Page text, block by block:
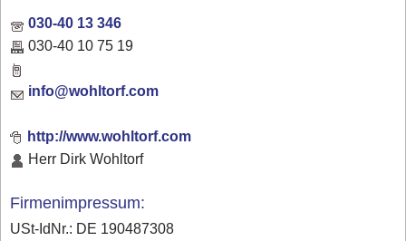
030-40 13 346
030-40 10 75 19
info@wohltorf.com
http://www.wohltorf.com
Herr Dirk Wohltorf
Firmenimpressum:
USt-IdNr.: DE 190487308